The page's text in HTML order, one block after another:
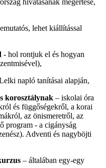
lehet kiállítással
- hol rontjuk el és hogyan
napló tanításai alapján,
korosztálynak – iskolai óra
és függőségekről, a korai
az önismeretről, az
program - a cigányság
Adventi és nagyböjti
– általában egy-egy